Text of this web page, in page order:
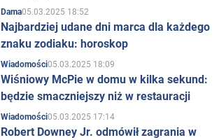
Dama05.03.2025 18:52
Najbardziej udane dni marca dla każdego
znaku zodiaku: horoskop
Wiadomości05.03.2025 18:09
Wiśniowy McPie w domu w kilka sekund:
będzie smaczniejszy niż w restauracji
Wiadomości05.03.2025 17:14
Robert Downey Jr. odmówił zagrania w